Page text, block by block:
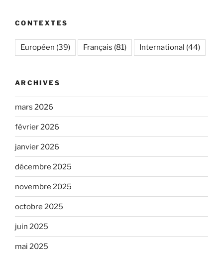
CONTEXTES
Européen (39) Français (81) International (44)
ARCHIVES
mars 2026
février 2026
janvier 2026
décembre 2025
novembre 2025
octobre 2025
juin 2025
mai 2025